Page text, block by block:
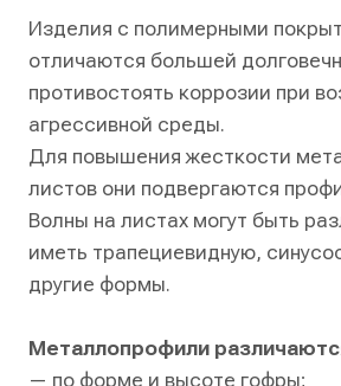
Изделия с полимерными
отличаются большей
противостоять коррозии при
агрессивной среды.
Для повышения жесткости
листов они подвергаются
Волны на листах могут быть
иметь трапециевидную,
другие формы.
Металлопрофили
— по форме и высоте гофры;